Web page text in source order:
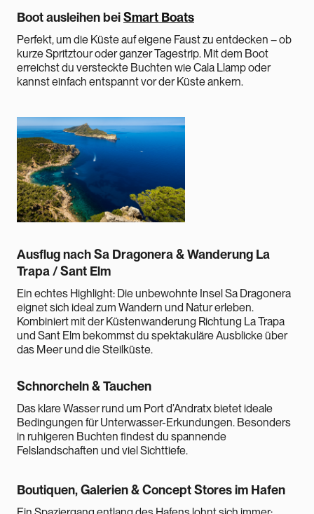
Boot ausleihen beiSmart Boats
Perfekt, um die Küste auf eigene Faust zu entdecken – ob
kurze Spritztour oder ganzer Tagestrip. Mit dem Boot
erreichst du versteckte Buchten wie Cala Llamp oder
kannst einfach entspannt vor der Küste ankern.
Ausflug nach Sa Dragonera & Wanderung La
Trapa / Sant Elm
Ein echtes Highlight: Die unbewohnte Insel Sa Dragonera
eignet sich ideal zum Wandern und Natur erleben.
Kombiniert mit der Küstenwanderung Richtung La Trapa
und Sant Elm bekommst du spektakuläre Ausblicke über
das Meer und die Steilküste.
Schnorcheln & Tauchen
Das klare Wasser rund um Port d’Andratx bietet ideale
Bedingungen für Unterwasser-Erkundungen. Besonders
in ruhigeren Buchten findest du spannende
Felslandschaften und viel Sichttiefe.
Boutiquen, Galerien & Concept Stores im Hafen